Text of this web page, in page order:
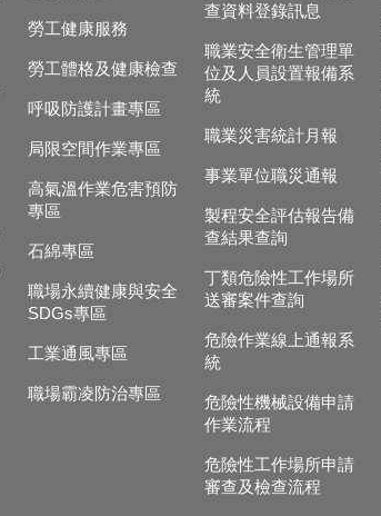
勞工健康服務
勞工體格及健康檢查
呼吸防護計畫專區
局限空間作業專區
高氣溫作業危害預防
專區
石綿專區
職場永續健康與安全
SDGs專區
工業通風專區
職場霸凌防治專區
查資料登錄訊息
職業安全衛生管理單
位及人員設置報備系
統
職業災害統計月報
事業單位職災通報
製程安全評估報告備
查結果查詢
丁類危險性工作場所
送審案件查詢
危險作業線上通報系
統
危險性機械設備申請
作業流程
危險性工作場所申請
審查及檢查流程